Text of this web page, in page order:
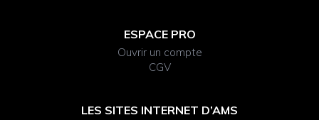
ESPACE PRO
Ouvrir un compte
CGV
LES SITES INTERNET D’AMS